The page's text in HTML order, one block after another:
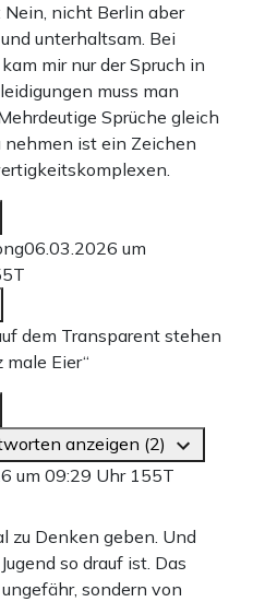
Nein, nicht Berlin aber
unterhaltsam. Bei
mir nur der Spruch in
muss man
Sprüche gleich
nehmen ist ein Zeichen
06.03.2026 um
dem Transparent stehen
male Eier“
anzeigen (2)
um 09:29 Uhr 155T
zu Denken geben. Und
so drauf ist. Das
sondern von